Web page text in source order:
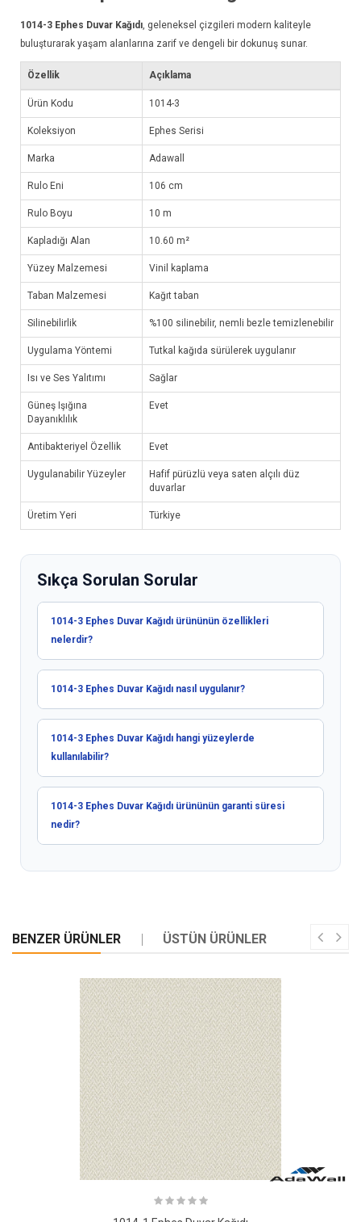
1014-3 Ephes Duvar Kağıdı , geleneksel çizgileri modern kaliteyle
buluşturarak yaşam alanlarına zarif ve dengeli bir dokunuş sunar.
Özellik Açıklama
Ürün Kodu 1014-3
Koleksiyon Ephes Serisi
Marka Adawall
Rulo Eni 106 cm
Rulo Boyu 10 m
Kapladığı Alan 10.60 m²
Yüzey Malzemesi Vinil kaplama
Taban Malzemesi Kağıt taban
Silinebilirlik %100 silinebilir, nemli bezle temizlenebilir
Uygulama Yöntemi Tutkal kağıda sürülerek uygulanır
Isı ve Ses Yalıtımı Sağlar
Güneş Işığına
Dayanıklılık
Evet
Antibakteriyel Özellik Evet
Uygulanabilir Yüzeyler
Hafif pürüzlü veya saten alçılı düz
duvarlar
Üretim Yeri Türkiye
Sıkça Sorulan Sorular
1014-3 Ephes Duvar Kağıdı ürününün özellikleri
nelerdir?
1014-3 Ephes Duvar Kağıdı nasıl uygulanır?
1014-3 Ephes Duvar Kağıdı hangi yüzeylerde
kullanılabilir?
1014-3 Ephes Duvar Kağıdı ürününün garanti süresi
nedir?
BENZER ÜRÜNLER ÜSTÜN ÜRÜNLER